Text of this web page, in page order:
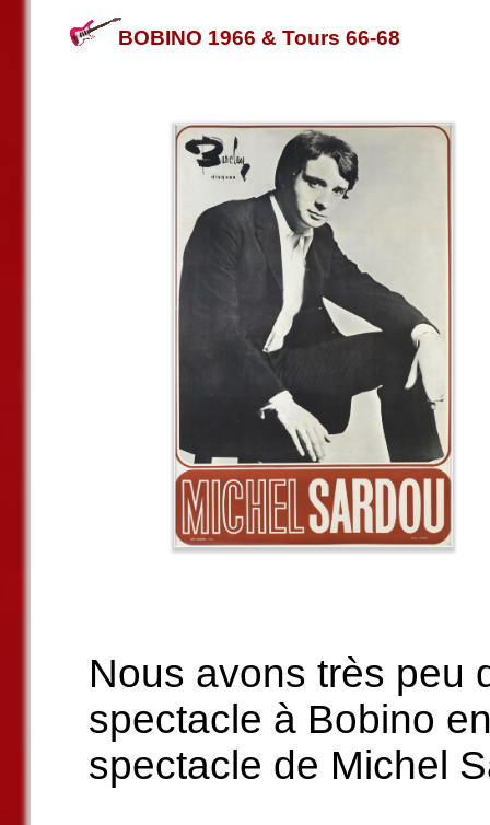
BOBINO 1966 & Tours 66-68
Nous avons très peu
spectacle à Bobino
spectacle de Michel